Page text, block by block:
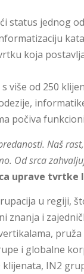
status jednog
koja
više od 250
počiva
Naš
Od srca
uprave tvrtke
u regiji,
i
i globalne
IN2